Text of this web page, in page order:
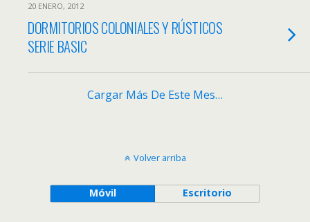
20 ENERO, 2012
DORMITORIOS COLONIALES Y RÚSTICOS
SERIE BASIC
Cargar Más De Este Mes…
Volver arriba
Móvil Escritorio